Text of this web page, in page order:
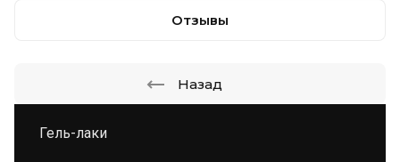
Гель-лаки
Отзывы
Назад